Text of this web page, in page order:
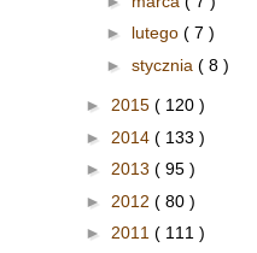
► lutego( 7 )
► stycznia ( 8 )
► 2015 ( 120 )
► 2014 ( 133 )
► 2013 ( 95 )
► 2012 ( 80 )
► 2011 ( 111 )